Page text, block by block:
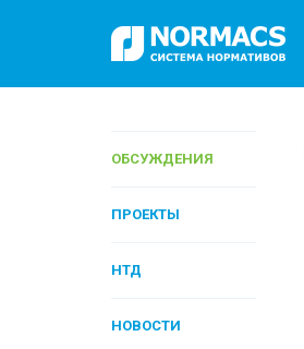
ОБСУЖДЕНИЯ
ПРОЕКТЫ
НТД
НОВОСТИ